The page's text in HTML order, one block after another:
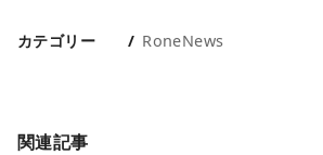
カテゴリー RoneNews
関連記事